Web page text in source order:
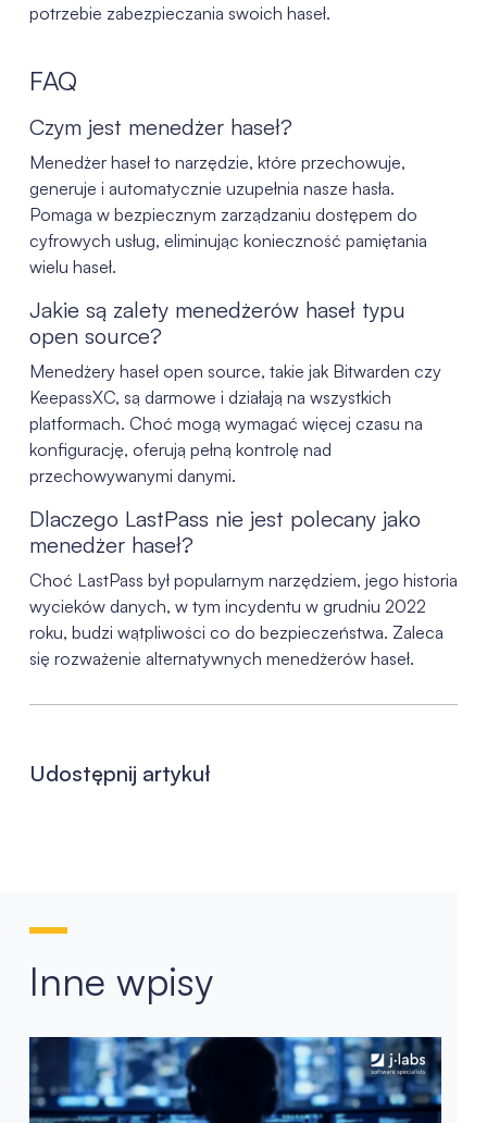
potrzebie zabezpieczania swoich haseł.
FAQ
Czym jest menedżer haseł?
Menedżer haseł to narzędzie, które przechowuje,
generuje i automatycznie uzupełnia nasze hasła.
Pomaga w bezpiecznym zarządzaniu dostępem do
cyfrowych usług, eliminując konieczność pamiętania
wielu haseł.
Jakie są zalety menedżerów haseł typu
open source?
Menedżery haseł open source, takie jak Bitwarden czy
KeepassXC, są darmowe i działają na wszystkich
platformach. Choć mogą wymagać więcej czasu na
konfigurację, oferują pełną kontrolę nad
przechowywanymi danymi.
Dlaczego LastPass nie jest polecany jako
menedżer haseł?
Choć LastPass był popularnym narzędziem, jego historia
wycieków danych, w tym incydentu w grudniu 2022
roku, budzi wątpliwości co do bezpieczeństwa. Zaleca
się rozważenie alternatywnych menedżerów haseł.
Udostępnij artykuł
Inne wpisy